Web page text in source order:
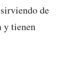
de
y tienen